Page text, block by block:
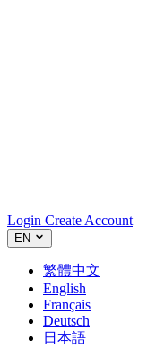
Login Create Account
EN
繁體中文
English
Français
Deutsch
日本語